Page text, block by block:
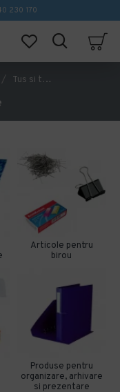
230 170
Tus si tusiere
Articole pentru
birou
Produse pentru
organizare, arhivare
si prezentare